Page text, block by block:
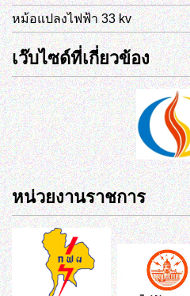
หม้อแปลงไฟฟ้า 33 kv
เว๊บไซด์ที่เกี่ยวข้อง
หน่วยงานราชการ